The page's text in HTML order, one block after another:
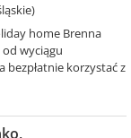
home Brenna
wyciągu
bezpłatnie korzystać z